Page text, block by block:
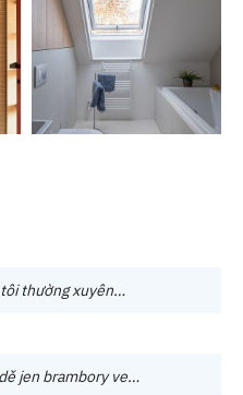
tôi thường xuyên…
jen brambory ve…